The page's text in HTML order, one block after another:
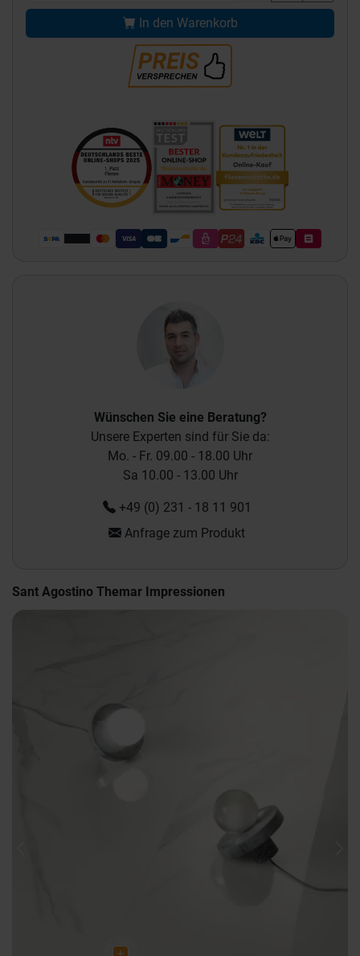
In den Warenkorb
Wünschen Sie eine Beratung?
Unsere Experten sind für Sie da:
Mo. - Fr. 09.00 - 18.00 Uhr
Sa 10.00 - 13.00 Uhr
+49 (0) 231 - 18 11 901
Anfrage zum Produkt
Sant Agostino Themar Impressionen